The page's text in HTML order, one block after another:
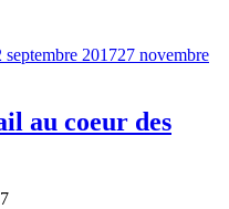
septembre 201727 novembre
au coeur des